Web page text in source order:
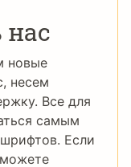
новые
несем
Все для
самым
Если